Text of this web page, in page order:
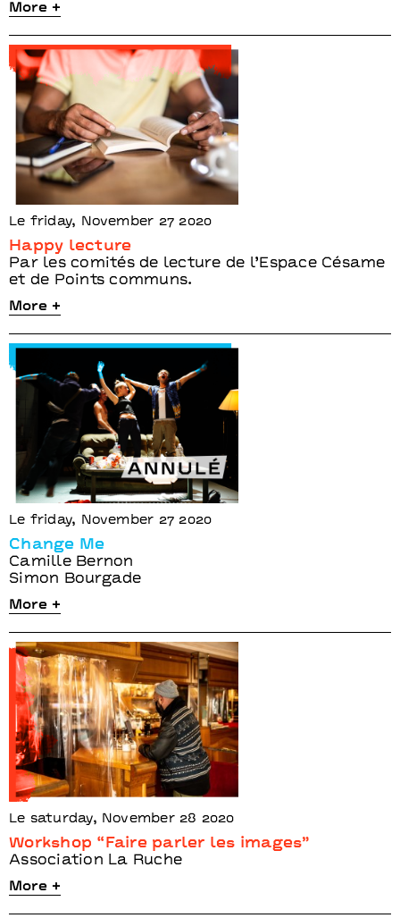
More +
Le friday, November 27 2020
Happy lecture
Par les comités de lecture de l’Espace Césame
et de Points communs.
More +
Le friday, November 27 2020
Change Me
Camille Bernon
Simon Bourgade
More +
Le saturday, November 28 2020
Workshop “Faire parler les images”
Association La Ruche
More +